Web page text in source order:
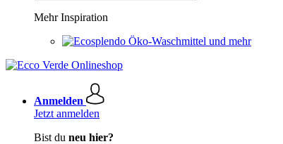
Mehr Inspiration
Öko-Waschmittel und mehr
Anmelden
Jetzt anmelden
Bist du neu hier?